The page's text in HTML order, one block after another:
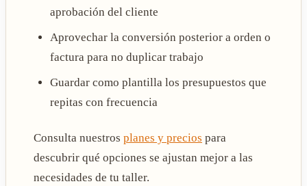
aprobación del cliente
Aprovechar la conversión posterior a orden o
factura para no duplicar trabajo
Guardar como plantilla los presupuestos que
repitas con frecuencia
Consulta nuestros planes y precios para
descubrir qué opciones se ajustan mejor a las
necesidades de tu taller.